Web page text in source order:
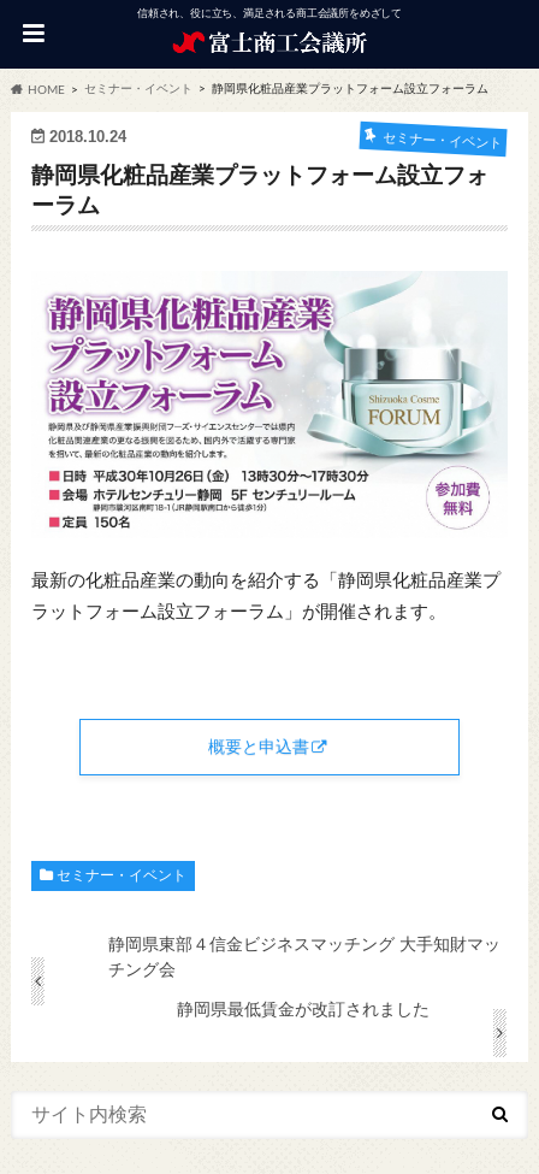
信頼され、役に立ち、満足される商工会議所をめざして
HOME セミナー・イベント 静岡県化粧品産業プラットフォーム設立フォーラム
2018.10.24 セミナー・イベント
静岡県化粧品産業プラットフォーム設立フォ
ーラム
最新の化粧品産業の動向を紹介する「静岡県化粧品産業プ
ラットフォーム設立フォーラム」が開催されます。
概要と申込書
セミナー・イベント
静岡県東部４信金ビジネスマッチング 大手知財マッ
チング会
静岡県最低賃金が改訂されました